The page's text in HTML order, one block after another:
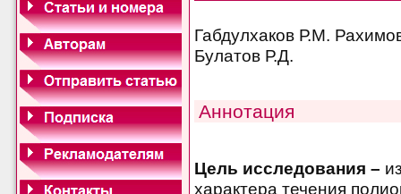
Габдулхаков Р.М.
Булатов Р.Д.
Аннотация
Цель исследования –
характера течения